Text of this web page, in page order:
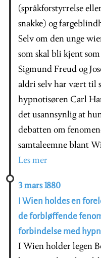
(språkforstyrrelse
snakke) og
Selv om den unge
som skal bli kjent
Sigmund Freud og
aldri selv har vært til
hypnotisøren Carl
det usannsynlig at
debatten om
samtaleemne blant
Les mer
3 mars 1880
I Wien holdes en
de forbløffende
forbindelse med
I Wien holder legen